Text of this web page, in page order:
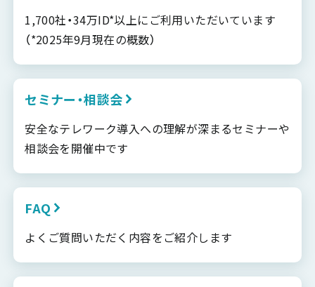
1,700社・34万ID*以上にご利用いただいています
（*2025年9月現在の概数）
セミナー・相談会
安全なテレワーク導入への理解が深まるセミナーや
相談会を開催中です
FAQ
よくご質問いただく内容をご紹介します